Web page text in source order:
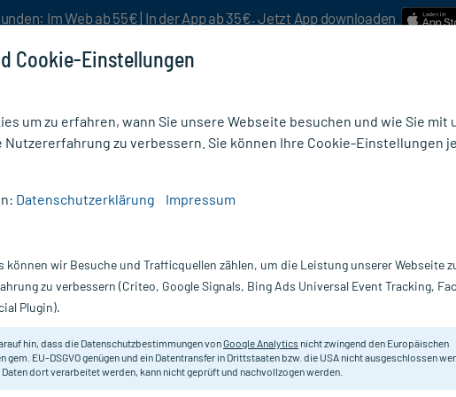
Im Web ab 55€ | In der App ab 35€. Jetzt App downloaden
Nur für kurze Zeit:Gratis-Versand* ab 19€ Mindestbestellwert!
10 St Aspirin
Zur symptomatischen Behandlung von
Schnupfen.
Cookie-Einstellungen
um zu erfahren, wann Sie unsere Webseite besuchen und wie Sie mit
Nutzererfahrung zu verbessern. Sie können Ihre Cookie-Einstellungen
Datenschutzerklärung Impressum
können wir Besuche und Trafficquellen zählen, um die Leistung unserer Webseite
zu verbessern (Criteo, Google Signals, Bing Ads Universal Event Tracking,
Plugin).
hin, dass die Datenschutzbestimmungen vonGoogle Analytics nicht zwingend den Europäischen
gem. EU-DSGVO genügen und ein Datentransfer in Drittstaaten bzw. die USA nicht ausgeschlossen
Daten dort verarbeitet werden, kann nicht geprüft und nachvollzogen werden.